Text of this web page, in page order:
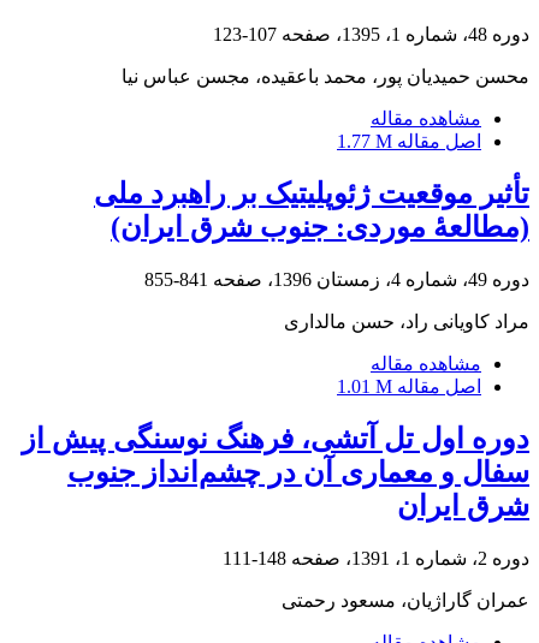
دوره 48، شماره 1، 1395، صفحه 107-123
محسن حمیدیان پور، محمد باعقیده، مجسن عباس نیا
مشاهده مقاله
اصل مقاله 1.77 M
تأثیر موقعیت ژئوپلیتیک بر راهبرد ملی
(مطالعۀ موردی: جنوب شرق ایران)
دوره 49، شماره 4، زمستان 1396، صفحه 841-855
مراد کاویانی راد، حسن مالداری
مشاهده مقاله
اصل مقاله 1.01 M
دوره اول تل آتشی، فرهنگ نوسنگی پیش از
سفال و معماری آن در چشم‌انداز جنوب
شرق ایران
دوره 2، شماره 1، 1391، صفحه 148-111
عمران گاراژیان، مسعود رحمتی